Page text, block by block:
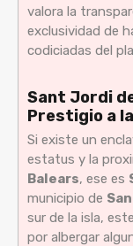
valora la
exclusividad de
codiciadas del
Sant Jordi
Prestigio a
Si existe un
estatus y la
Balears, ese es
municipio de
sur de la isla,
por albergar